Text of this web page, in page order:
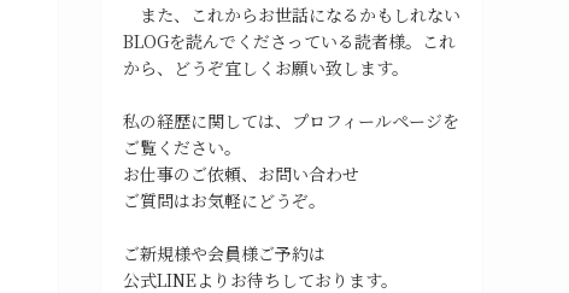
また、これからお世話になるかもしれない
BLOGを読んでくださっている読者様。これ
から、どうぞ宜しくお願い致します。
私の経歴に関しては、プロフィールページを
ご覧ください。
お仕事のご依頼、お問い合わせ
ご質問はお気軽にどうぞ。
ご新規様や会員様ご予約は
公式LINEよりお待ちしております。